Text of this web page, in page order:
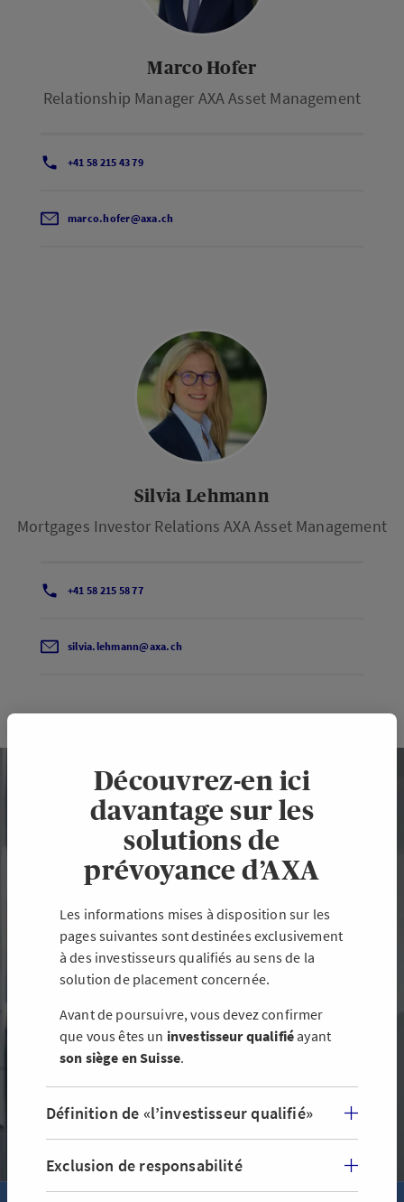
Découvrez-en ici
davantage sur les
solutions de
prévoyance d’AXA
Les informations mises à disposition sur les
pages suivantes sont destinées exclusivement
à des investisseurs qualifiés au sens de la
solution de placement concernée.
Avant de poursuivre, vous devez confirmer
que vous êtes un investisseur qualifiéayant
son siège en Suisse.
Définition de «l’investisseur qualifié»
Exclusion de responsabilité
Marco Hofer
Relationship Manager AXA Asset Management
+41 58 215 43 79
marco.hofer@axa.ch
Silvia Lehmann
Mortgages Investor Relations AXA Asset Management
+41 58 215 58 77
silvia.lehmann@axa.ch
AXA Real Estate Fund Switzerland
Le fonds AXA Real Estate Fund Switzerland investit en Suisse
mixte de grande qualité.
S’INFORMER SUR LE FONDS AXA REAL ESTATE FUND